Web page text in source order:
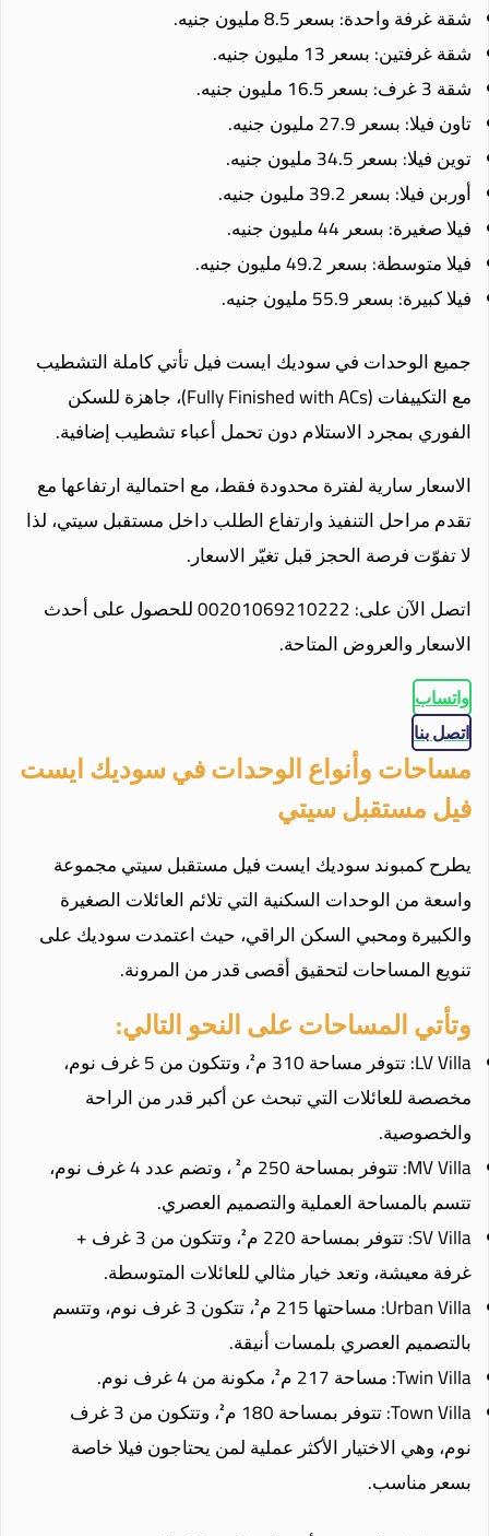
شقة غرفة واحدة: بسعر 8.5 مليون جنيه.
شقة غرفتين: بسعر 13 مليون جنيه.
شقة 3 غرف: بسعر 16.5 مليون جنيه.
تاون فيلا: بسعر 27.9 مليون جنيه.
توين فيلا: بسعر 34.5 مليون جنيه.
أوربن فيلا: بسعر 39.2 مليون جنيه.
فيلا صغيرة: بسعر 44 مليون جنيه.
فيلا متوسطة: بسعر 49.2 مليون جنيه.
فيلا كبيرة: بسعر 55.9 مليون جنيه.
جميع الوحدات في سوديك ايست فيل تأتي كاملة التشطيب
مع التكييفات (Fully Finished with ACs)، جاهزة للسكن
الفوري بمجرد الاستلام دون تحمل أعباء تشطيب إضافية.
الاسعار سارية لفترة محدودة فقط، مع احتمالية ارتفاعها مع
تقدم مراحل التنفيذ وارتفاع الطلب داخل مستقبل سيتي، لذا
لا تفوّت فرصة الحجز قبل تغيّر الاسعار.
اتصل الآن على: 00201069210222 للحصول على أحدث
الاسعار والعروض المتاحة.
واتساب
اتصل بنا
مساحات وأنواع الوحدات في سوديك ايست
فيل مستقبل سيتي
يطرح كمبوند سوديك ايست فيل مستقبل سيتي مجموعة
واسعة من الوحدات السكنية التي تلائم العائلات الصغيرة
والكبيرة ومحبي السكن الراقي، حيث اعتمدت سوديك على
تنويع المساحات لتحقيق أقصى قدر من المرونة.
وتأتي المساحات على النحو التالي:
LV Villa: تتوفر مساحة 310 م²، وتتكون من 5 غرف نوم،
مخصصة للعائلات التي تبحث عن أكبر قدر من الراحة
والخصوصية.
MV Villa: تتوفر بمساحة 250 م² ، وتضم عدد 4 غرف نوم،
تتسم بالمساحة العملية والتصميم العصري.
SV Villa: تتوفر بمساحة 220 م²، وتتكون من 3 غرف +
غرفة معيشة، وتعد خيار مثالي للعائلات المتوسطة.
Urban Villa: مساحتها 215 م²، تتكون 3 غرف نوم، وتتسم
بالتصميم العصري بلمسات أنيقة.
Twin Villa: مساحة 217 م²، مكونة من 4 غرف نوم.
Town Villa: تتوفر بمساحة 180 م²، وتتكون من 3 غرف
نوم، وهي الاختيار الأكثر عملية لمن يحتاجون فيلا خاصة
بسعر مناسب.